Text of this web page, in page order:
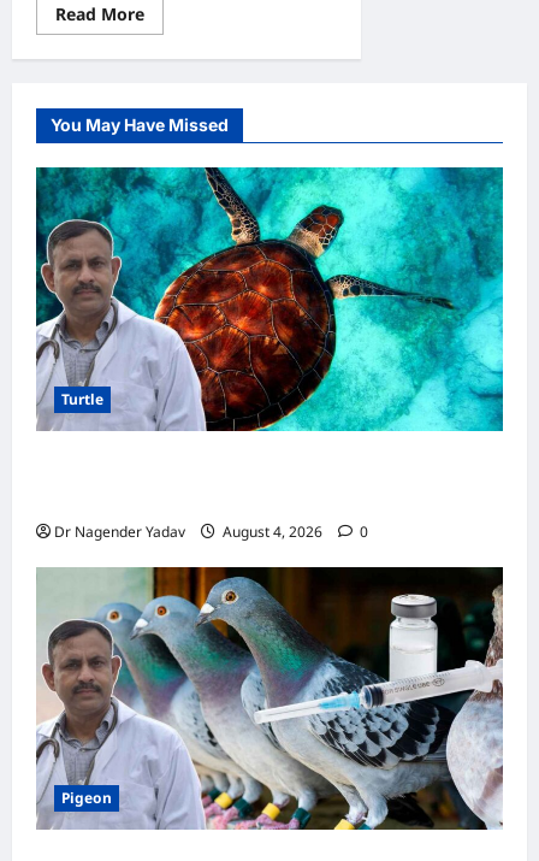
Read MoreRead
more
एक्वेरियम
चीजें
नहीं
हैं
तो
मछलियां
हो
सकती
हैं
बीमार!
You May Have Missed
Turtle
Dr Nagender Yadav August 4, 2026 0
Pigeon